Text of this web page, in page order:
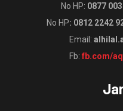
No HP: 0877
No HP: 0812 2242
Email:
Fb: fb.com/